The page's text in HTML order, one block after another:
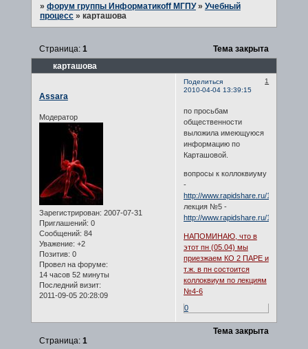
» форум группы Информатикоff МГПУ » Учебный
процесс » карташова
карташова
Страница: 1 Тема закрыта
Поделиться
1
2010-04-04 13:39:15
Assara
Модератор
Зарегистрирован: 2007-07-31
Приглашений: 0
Сообщений: 84
Уважение: +2
Позитив: 0
Провел на форуме:
14 часов 52 минуты
Последний визит:
2011-09-05 20:28:09
по просьбам
общественности
выложила имеющуюся
информацию по
Карташовой.
вопросы к коллоквиуму
-
http://www.rapidshare.ru/1436024
лекция №5 -
http://www.rapidshare.ru/1436026
НАПОМИНАЮ, что в
этот пн (05.04) мы
приезжаем КО 2 ПАРЕ и
т.ж. в пн состоится
коллоквиум по лекциям
№4-6
0
Тема закрыта
Страница: 1